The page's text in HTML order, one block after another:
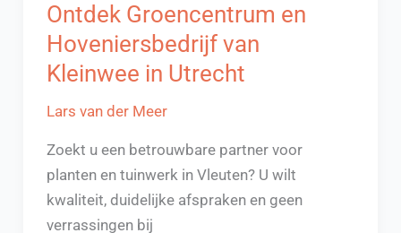
Ontdek Groencentrum en
Hoveniersbedrijf van
Kleinwee in Utrecht
Lars van der Meer
Zoekt u een betrouwbare partner voor
planten en tuinwerk in Vleuten? U wilt
kwaliteit, duidelijke afspraken en geen
verrassingen bij